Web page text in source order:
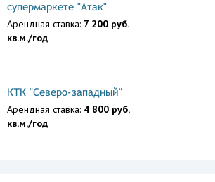
супермаркете "Атак"
Арендная ставка: 7 200 руб.
кв.м./год
КТК "Северо-западный"
Арендная ставка: 4 800 руб.
кв.м./год